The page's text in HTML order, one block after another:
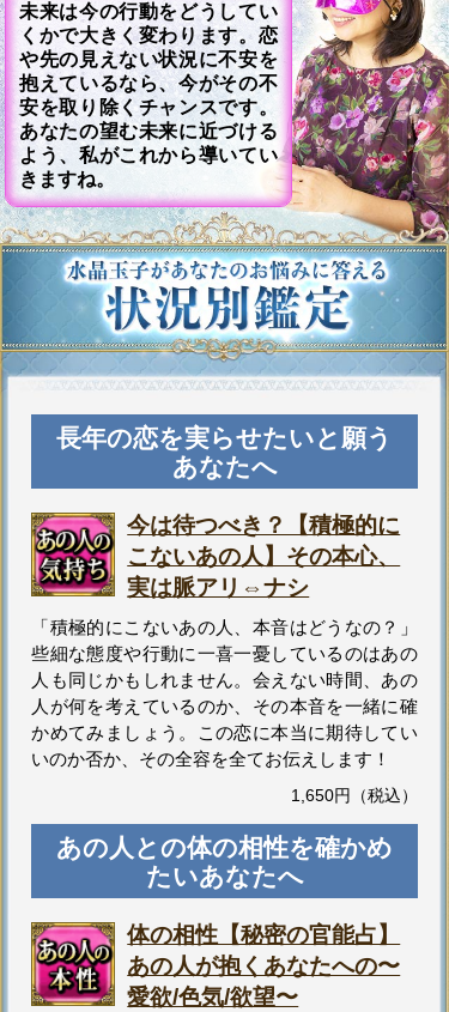
未来は今の行動をどうしてい
くかで大きく変わります。恋
や先の見えない状況に不安を
抱えているなら、今がその不
安を取り除くチャンスです。
あなたの望む未来に近づける
よう、私がこれから導いてい
きますね。
長年の恋を実らせたいと願う
あなたへ
今は待つべき？【積極的に
こないあの人】その本心、
実は脈アリ⇔ナシ
「積極的にこないあの人、本音はどうなの？」
些細な態度や行動に一喜一憂しているのはあの
人も同じかもしれません。会えない時間、あの
人が何を考えているのか、その本音を一緒に確
かめてみましょう。この恋に本当に期待してい
いのか否か、その全容を全てお伝えします！
1,650円（税込）
あの人との体の相性を確かめ
たいあなたへ
体の相性【秘密の官能占】
あの人が抱くあなたへの〜
愛欲/色気/欲望〜